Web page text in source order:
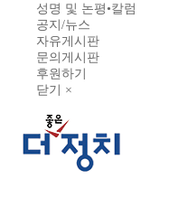
성명 및 논평•칼럼
공지/뉴스
자유게시판
문의게시판
후원하기
닫기 ×